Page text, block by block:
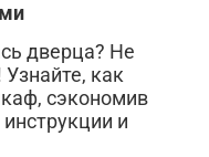
дверца? Не
как
сэкономив
и